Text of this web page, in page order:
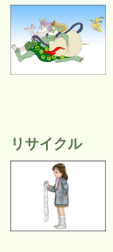
リサイクル